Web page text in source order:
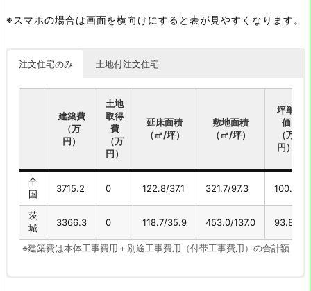
※スマホの場合は画面を横向けにすると表が見やすくなります。
注文住宅のみ 土地付注文住宅
建築費
（万
円）
土地
取得
費
（万
円）
延床面積
（㎡/坪）
敷地面積
（㎡/坪）
坪単
価
（万
円）
全
国
3715.2 0 122.8/37.1 321.7/97.3 100.0
茨
城
3366.3 0 118.7/35.9 453.0/137.0 93.8
※建築費は本体工事費用＋別途工事費用（付帯工事費用）の合計額